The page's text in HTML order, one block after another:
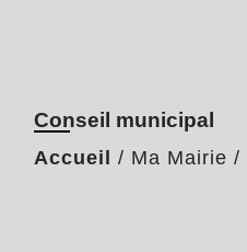
Conseil municipal
Accueil / Ma Mairie /